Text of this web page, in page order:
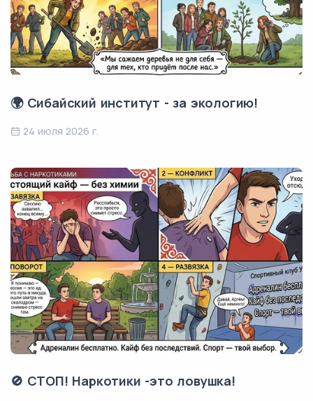
🌍 Сибайский институт - за экологию!
24 июля 2026 г.
🚫 СТОП! Наркотики -это ловушка!